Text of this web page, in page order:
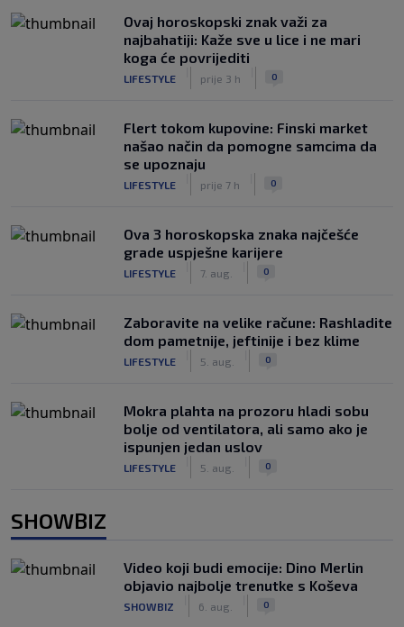
Ovaj horoskopski znak važi za
najbahatiji: Kaže sve u lice i ne mari
koga će povrijediti
LIFESTYLE prije 3 h 0
Flert tokom kupovine: Finski market
našao način da pomogne samcima da
se upoznaju
LIFESTYLE prije 7 h 0
Ova 3 horoskopska znaka najčešće
grade uspješne karijere
LIFESTYLE 7. aug. 0
Zaboravite na velike račune: Rashladite
dom pametnije, jeftinije i bez klime
LIFESTYLE 5. aug. 0
Mokra plahta na prozoru hladi sobu
bolje od ventilatora, ali samo ako je
ispunjen jedan uslov
LIFESTYLE 5. aug. 0
SHOWBIZ
Video koji budi emocije: Dino Merlin
objavio najbolje trenutke s Koševa
SHOWBIZ 6. aug. 0